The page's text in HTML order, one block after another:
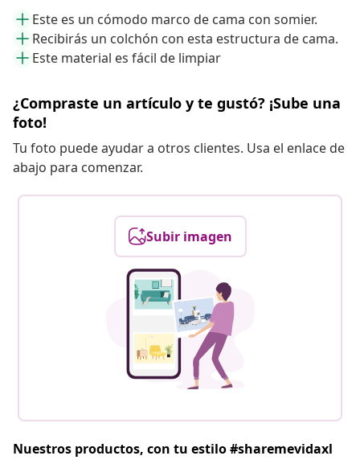
Este es un cómodo marco de cama con somier.
Recibirás un colchón con esta estructura de cama.
Este material es fácil de limpiar
¿Compraste un artículo y te gustó? ¡Sube una
foto!
Tu foto puede ayudar a otros clientes. Usa el enlace de
abajo para comenzar.
Subir imagen
Nuestros productos, con tu estilo #sharemevidaxl